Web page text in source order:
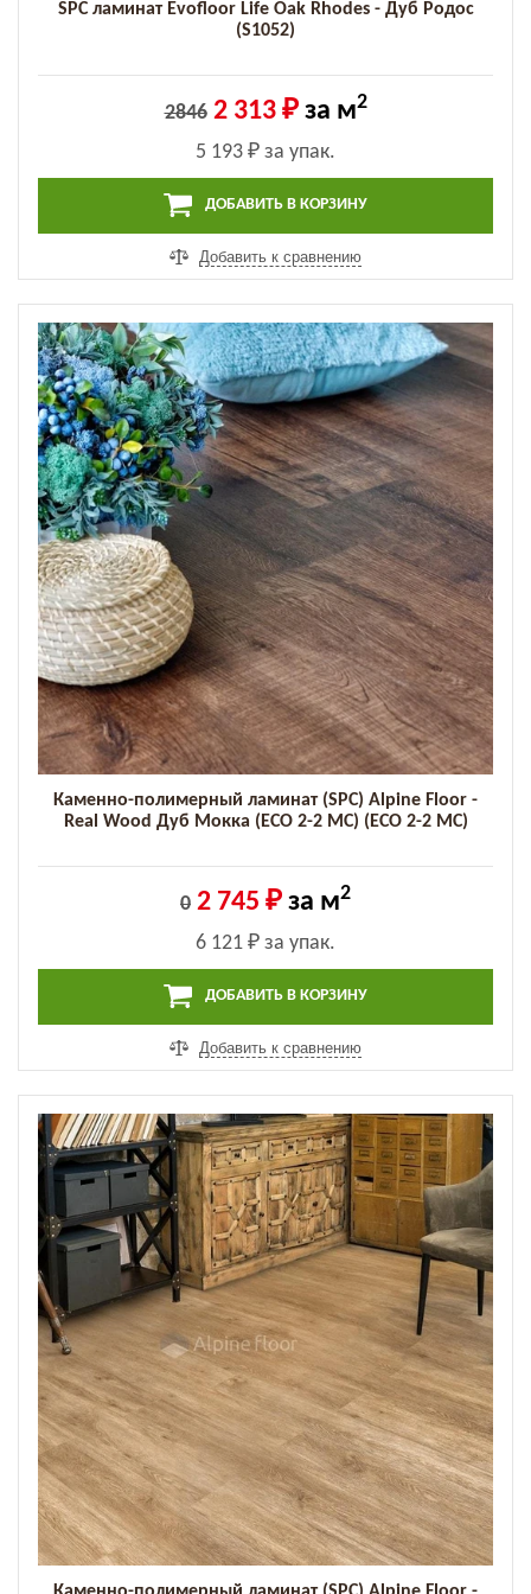
SPC ламинат Evofloor Life Oak Rhodes - Дуб Родос
(S1052)
2846 2 313 ₽за м2
5 193 ₽ за упак.
ДОБАВИТЬ В КОРЗИНУ
Добавить к сравнению
Каменно-полимерный ламинат (SPC) Alpine Floor -
Real Wood Дуб Мокка (ECO 2-2 MC) (ECO 2-2 MC)
0 2 745 ₽ за м2
6 121 ₽ за упак.
ДОБАВИТЬ В КОРЗИНУ
Добавить к сравнению